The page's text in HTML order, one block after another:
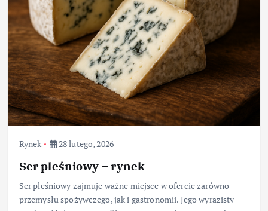
Rynek 28 lutego, 2026
Ser pleśniowy – rynek
Ser pleśniowy zajmuje ważne miejsce w ofercie zarówno
przemysłu spożywczego, jak i gastronomii. Jego wyrazisty